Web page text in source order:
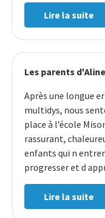
Lire la suite
Les parents d'Aline
Après une longue
multidys, nous
place à l’école
rassurant,
enfants qui n
progresser et d
Lire la suite